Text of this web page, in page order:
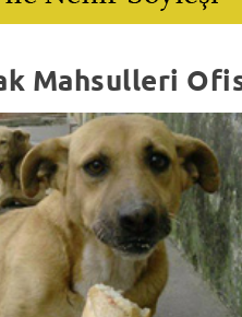
Mahsulleri